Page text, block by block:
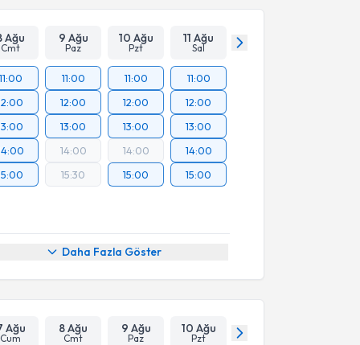
Takvim Talebini Gönder
Ağu
Cmt
9 Ağu
Paz
10 Ağu
Pzt
11 Ağu
Sal
11:00
11:00
12:00
13:00
14:00
15:30
11:00
12:00
13:00
14:00
15:00
11:00
12:00
13:00
14:00
15:00
Daha Fazla Göster
Ağu
Cum
8 Ağu
Cmt
9 Ağu
Paz
10 Ağu
Pzt